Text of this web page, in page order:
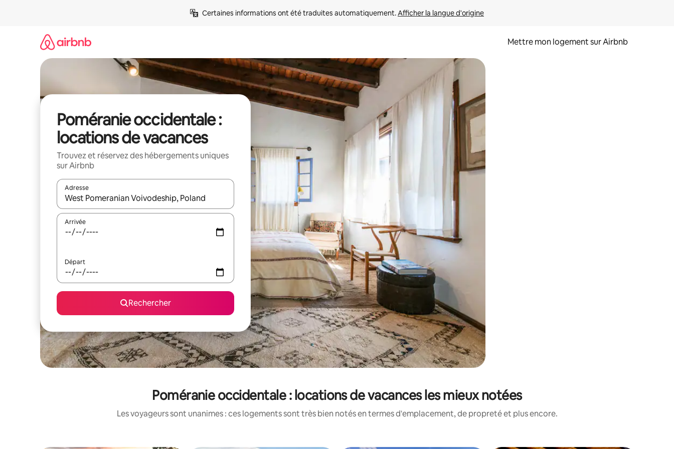
Certaines informations ont été traduites automatiquement. Afficher la langue d'origine
Mettre mon logement sur Airbnb
Poméranie occidentale :
locations de vacances
Trouvez et réservez des hébergements uniques
sur Airbnb
Adresse
Lorsque les résultats s'affichent, utilisez les flèches vers le haut et vers le bas pour les parcourir ou en appuyant et en faisant glisser.
Arrivée
Départ
Rechercher
Poméranie occidentale : locations de vacances les mieux notées
Les voyageurs sont unanimes : ces logements sont très bien notés en termes d'emplacement, de propreté et plus encore.